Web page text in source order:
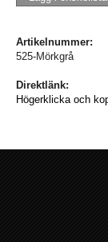
Artikelnummer:
525-Mörkgrå
Direktlänk:
Högerklicka och